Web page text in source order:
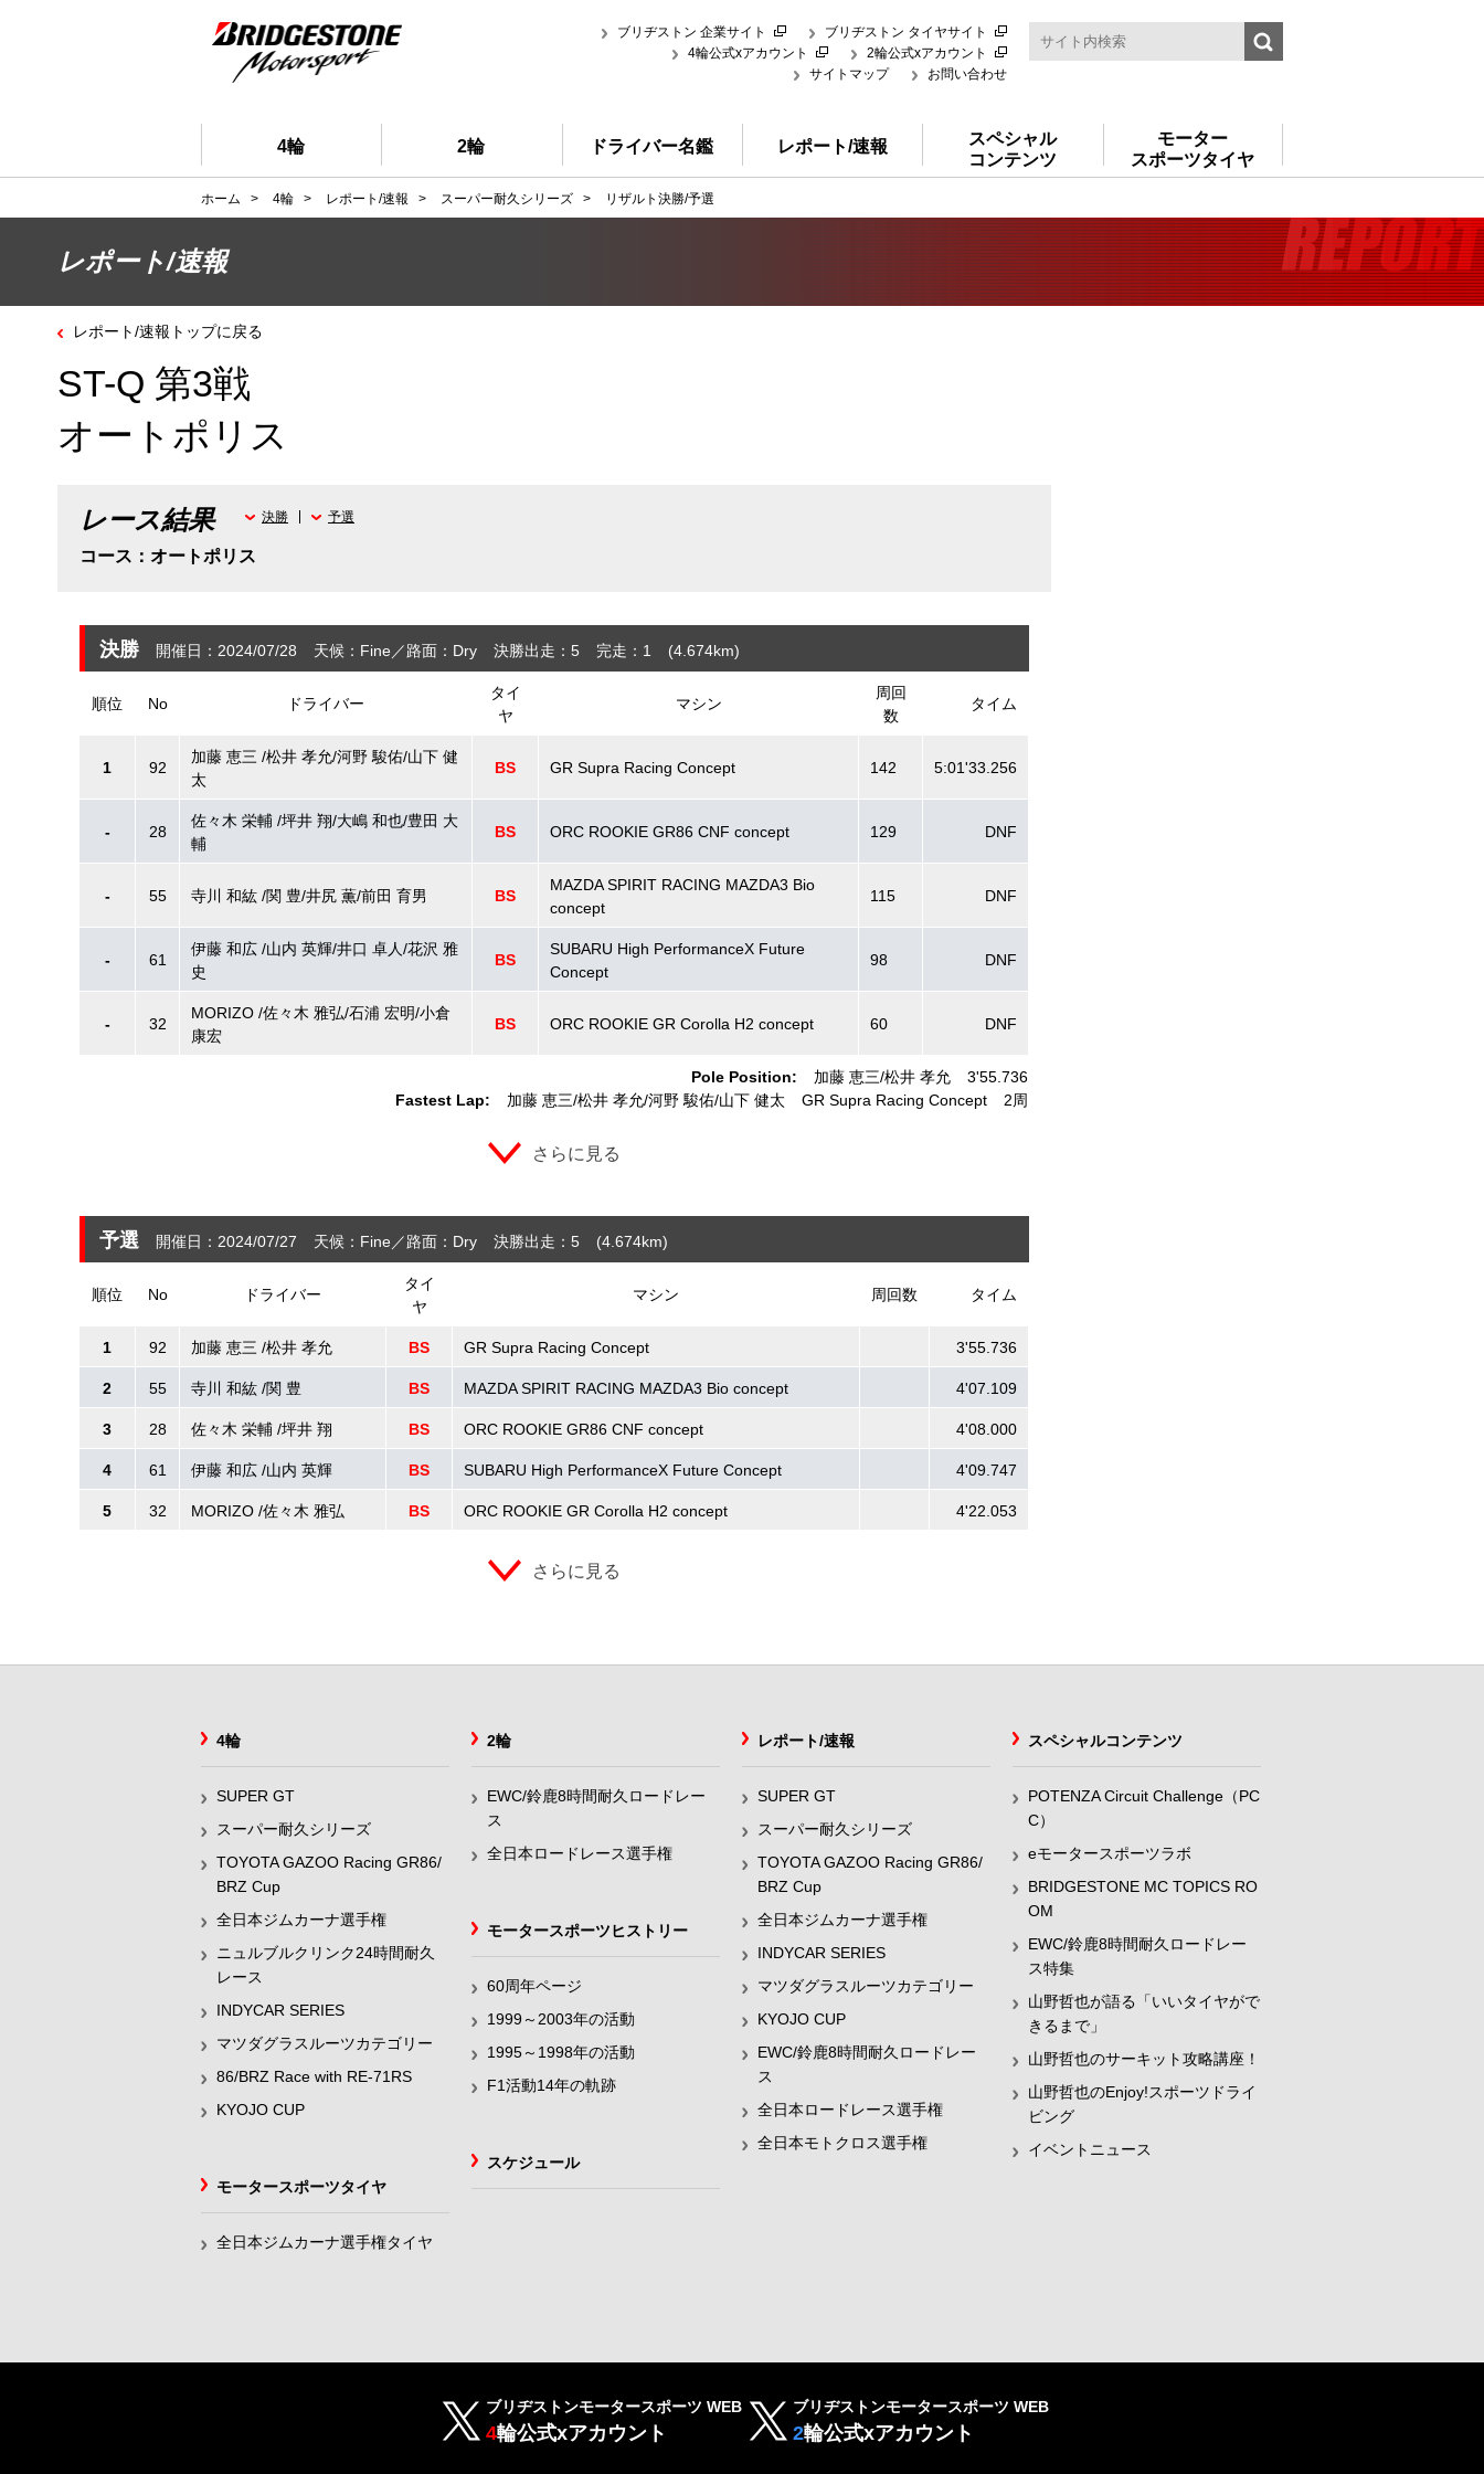
ブリヂストン 企業サイト
ブリヂストン タイヤサイト
4輪公式xアカウント
2輪公式xアカウント
サイトマップ
お問い合わせ
4輪 2輪 ドライバー名鑑 レポート/速報
スペシャル
コンテンツ
モーター
スポーツタイヤ
ホーム > 4輪 > レポート/速報 > スーパー耐久シリーズ > リザルト決勝/予選
レポート/速報
レポート/速報トップに戻る
ST-Q 第3戦
オートポリス
レース結果
コース：オートポリス
決勝 予選
決勝 開催日：2024/07/28 天候：Fine 路面：Dry 決勝出走：5 完走：1 (4.674km)
順位 No ドライバー
タイ
ヤ
マシン
周回
数
タイム
Pole Position: 加藤 恵三 松井 孝允
3'55.736
Fastest Lap:
加藤 恵三 松井 孝允 河野 駿佑 山下 健太 GR Supra Racing Concept 2周
1 92
加藤 恵三 /松井 孝允/河野 駿佑/山下 健
太
BS GR Supra Racing Concept 142 5:01'33.256
- 28
佐々木 栄輔 /坪井 翔/大嶋 和也/豊田 大
輔
BS ORC ROOKIE GR86 CNF concept 129 DNF
- 55 寺川 和紘 /関 豊/井尻 薫/前田 育男 BS
MAZDA SPIRIT RACING MAZDA3 Bio
concept
115 DNF
- 61
伊藤 和広 /山内 英輝/井口 卓人/花沢 雅
史
BS
SUBARU High PerformanceX Future
Concept
98 DNF
- 32
MORIZO /佐々木 雅弘/石浦 宏明/小倉
康宏
BS ORC ROOKIE GR Corolla H2 concept 60 DNF
さらに見る
予選 開催日：2024/07/27 天候：Fine 路面：Dry 決勝出走：5 (4.674km)
順位 No ドライバー
タイ
ヤ
マシン 周回数 タイム
1 92 加藤 恵三 /松井 孝允 BS GR Supra Racing Concept 3'55.736
2 55 寺川 和紘 /関 豊 BS MAZDA SPIRIT RACING MAZDA3 Bio concept 4'07.109
3 28 佐々木 栄輔 /坪井 翔 BS ORC ROOKIE GR86 CNF concept 4'08.000
4 61 伊藤 和広 /山内 英輝 BS SUBARU High PerformanceX Future Concept 4'09.747
5 32 MORIZO /佐々木 雅弘 BS ORC ROOKIE GR Corolla H2 concept 4'22.053
さらに見る
4輪
SUPER GT
スーパー耐久シリーズ
TOYOTA GAZOO Racing GR86/
BRZ Cup
全日本ジムカーナ選手権
ニュルブルクリンク24時間耐久
レース
INDYCAR SERIES
マツダグラスルーツカテゴリー
86/BRZ Race with RE-71RS
KYOJO CUP
2輪
EWC/鈴鹿8時間耐久ロードレー
ス
全日本ロードレース選手権
レポート/速報
SUPER GT
スーパー耐久シリーズ
TOYOTA GAZOO Racing GR86/
BRZ Cup
全日本ジムカーナ選手権
INDYCAR SERIES
マツダグラスルーツカテゴリー
KYOJO CUP
EWC/鈴鹿8時間耐久ロードレー
ス
全日本ロードレース選手権
全日本モトクロス選手権
スペシャルコンテンツ
POTENZA Circuit Challenge（PC
C）
eモータースポーツラボ
BRIDGESTONE MC TOPICS RO
OM
EWC/鈴鹿8時間耐久ロードレー
ス特集
山野哲也が語る「いいタイヤがで
きるまで」
山野哲也のサーキット攻略講座！
山野哲也のEnjoy!スポーツドライ
ビング
イベントニュース
モータースポーツヒストリー
60周年ページ
1999～2003年の活動
1995～1998年の活動
F1活動14年の軌跡
スケジュール
モータースポーツタイヤ
全日本ジムカーナ選手権タイヤ
ブリヂストンモータースポーツ WEB
4輪公式xアカウント
ブリヂストンモータースポーツ WEB
2輪公式xアカウント